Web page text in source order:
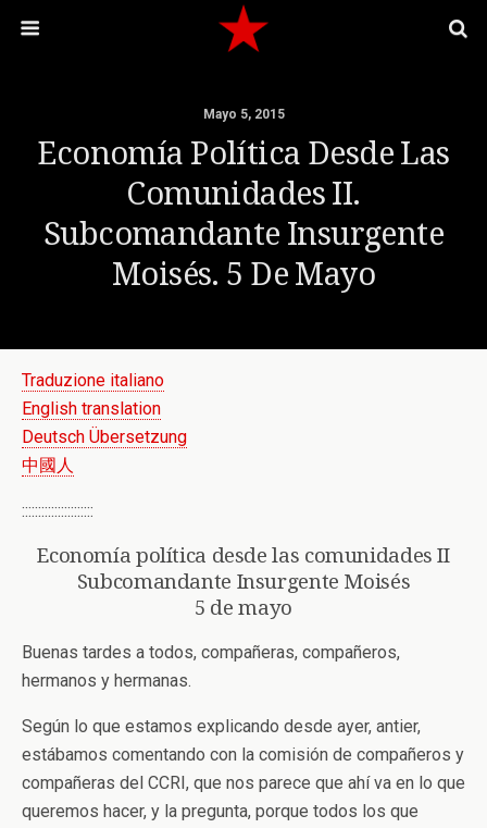
Mayo 5, 2015
Economía Política Desde Las
Comunidades II.
Subcomandante Insurgente
Moisés. 5 De Mayo
Traduzione italiano
English translation
Deutsch Übersetzung
中國人
::::::::::::::::::::::
Economía política desde las comunidades II
Subcomandante Insurgente Moisés
5 de mayo
Buenas tardes a todos, compañeras, compañeros,
hermanos y hermanas.
Según lo que estamos explicando desde ayer, antier,
estábamos comentando con la comisión de compañeros y
compañeras del CCRI, que nos parece que ahí va en lo que
queremos hacer, y la pregunta, porque todos los que